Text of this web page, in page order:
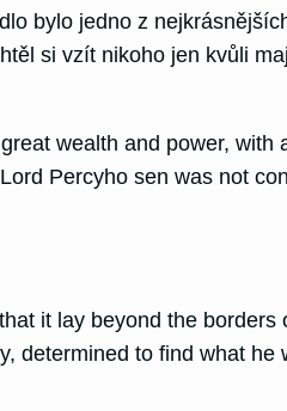
bylo jedno z
si vzít nikoho jen kvůli
wealth and power, with
Percyho sen was not
it lay beyond the borders
determined to find what he